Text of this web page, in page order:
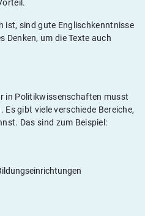
ist, sind gute Englischkenntnisse
Denken, um die Texte auch
in Politikwissenschaften musst
gibt viele verschiede Bereiche,
Das sind zum Beispiel: